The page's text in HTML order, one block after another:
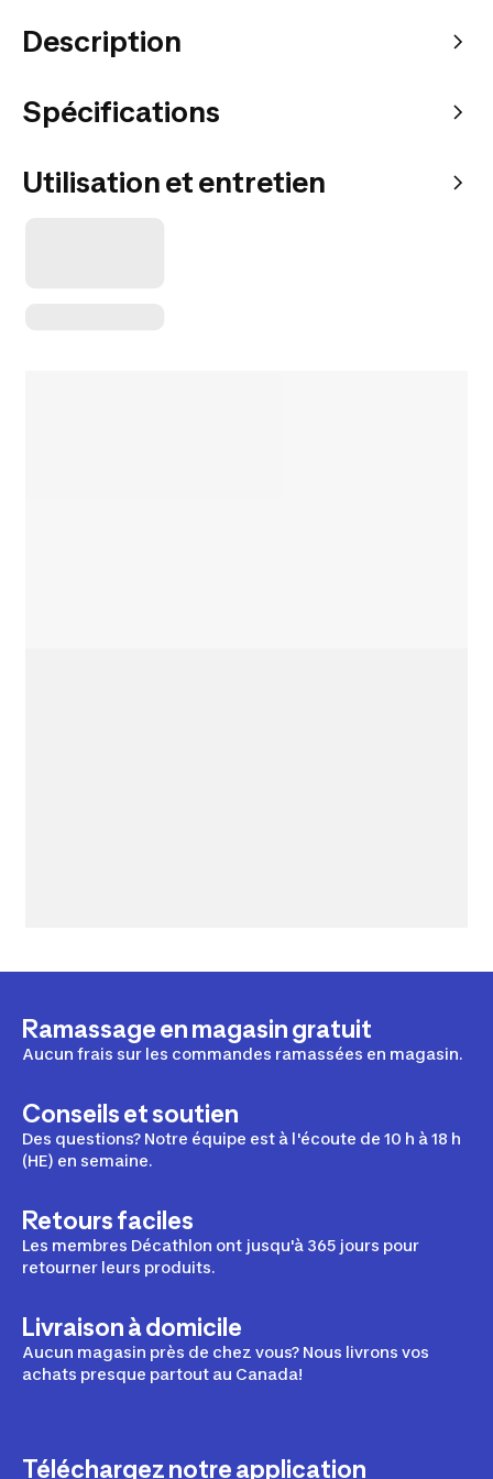
Description
Spécifications
Utilisation et entretien
Ramassage en magasin gratuit
Aucun frais sur les commandes ramassées en magasin.
Conseils et soutien
Des questions? Notre équipe est à l'écoute de 10 h à 18 h
(HE) en semaine.
Retours faciles
Les membres Décathlon ont jusqu'à 365 jours pour
retourner leurs produits.
Livraison à domicile
Aucun magasin près de chez vous? Nous livrons vos
achats presque partout au Canada!
Téléchargez notre application